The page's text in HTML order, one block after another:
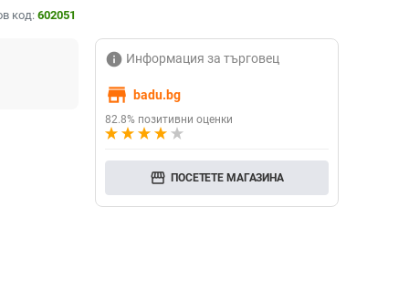
код: 602051
info Информация за търговец
store badu.bg
82.8% позитивни оценки
storefront ПОСЕТЕТЕ МАГАЗИНА